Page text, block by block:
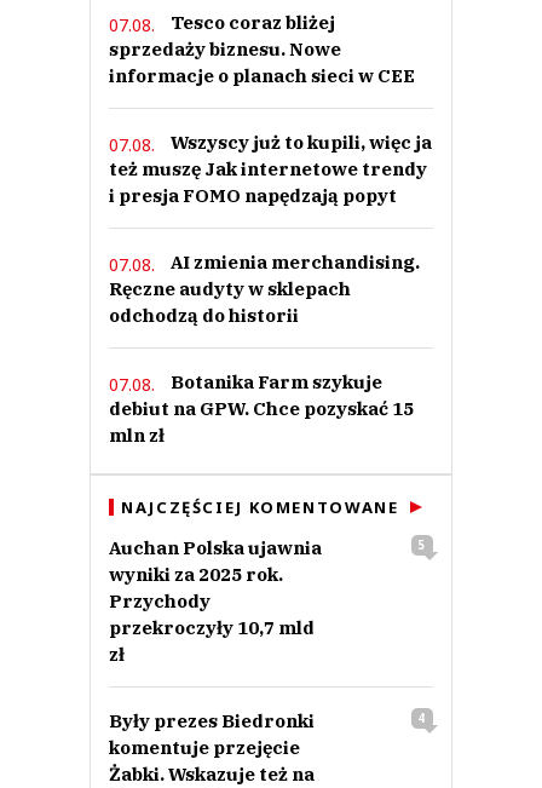
07.08.
Tesco coraz bliżej
sprzedaży biznesu. Nowe
informacje o planach sieci w CEE
07.08.
Wszyscy już to kupili, więc ja
też muszę Jak internetowe trendy
i presja FOMO napędzają popyt
07.08.
AI zmienia merchandising.
Ręczne audyty w sklepach
odchodzą do historii
07.08.
Botanika Farm szykuje
debiut na GPW. Chce pozyskać 15
mln zł
NAJCZĘŚCIEJ KOMENTOWANE
Auchan Polska ujawnia
wyniki za 2025 rok.
Przychody
przekroczyły 10,7 mld
zł
5
Były prezes Biedronki
komentuje przejęcie
Żabki. Wskazuje też na
4